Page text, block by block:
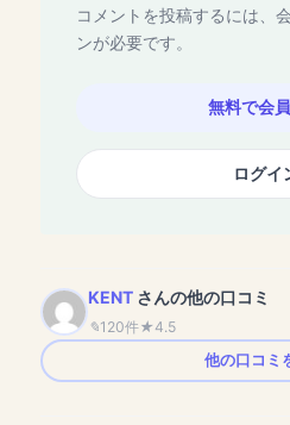
コメントを投稿するには、
ンが必要です。
無料で会
ログイ
KENTさんの他の口コミ
120件
4.5
他の口コミ